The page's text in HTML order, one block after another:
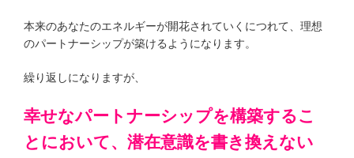
本来のあなたのエネルギーが開花されていくにつれて、理想
のパートナーシップが築けるようになります。
繰り返しになりますが、
幸せなパートナーシップを構築するこ
とにおいて、潜在意識を書き換えない